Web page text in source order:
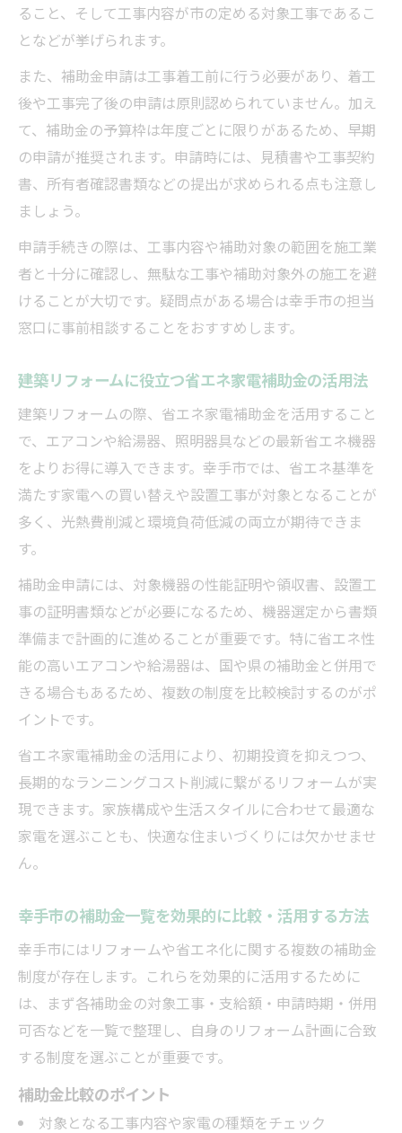
ること、そして工事内容が市の定める対象工事であるこ
となどが挙げられます。
また、補助金申請は工事着工前に行う必要があり、着工
後や工事完了後の申請は原則認められていません。加え
て、補助金の予算枠は年度ごとに限りがあるため、早期
の申請が推奨されます。申請時には、見積書や工事契約
書、所有者確認書類などの提出が求められる点も注意し
ましょう。
申請手続きの際は、工事内容や補助対象の範囲を施工業
者と十分に確認し、無駄な工事や補助対象外の施工を避
けることが大切です。疑問点がある場合は幸手市の担当
窓口に事前相談することをおすすめします。
建築リフォームに役立つ省エネ家電補助金の活用法
建築リフォームの際、省エネ家電補助金を活用すること
で、エアコンや給湯器、照明器具などの最新省エネ機器
をよりお得に導入できます。幸手市では、省エネ基準を
満たす家電への買い替えや設置工事が対象となることが
多く、光熱費削減と環境負荷低減の両立が期待できま
す。
補助金申請には、対象機器の性能証明や領収書、設置工
事の証明書類などが必要になるため、機器選定から書類
準備まで計画的に進めることが重要です。特に省エネ性
能の高いエアコンや給湯器は、国や県の補助金と併用で
きる場合もあるため、複数の制度を比較検討するのがポ
イントです。
省エネ家電補助金の活用により、初期投資を抑えつつ、
長期的なランニングコスト削減に繋がるリフォームが実
現できます。家族構成や生活スタイルに合わせて最適な
家電を選ぶことも、快適な住まいづくりには欠かせませ
ん。
幸手市の補助金一覧を効果的に比較・活用する方法
幸手市にはリフォームや省エネ化に関する複数の補助金
制度が存在します。これらを効果的に活用するために
は、まず各補助金の対象工事・支給額・申請時期・併用
可否などを一覧で整理し、自身のリフォーム計画に合致
する制度を選ぶことが重要です。
補助金比較のポイント
対象となる工事内容や家電の種類をチェック